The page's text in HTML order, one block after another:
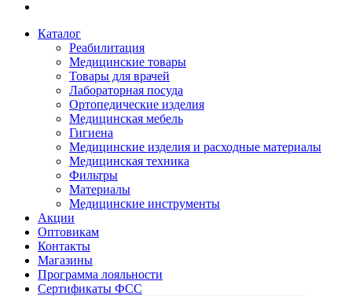
Каталог
Реабилитация
Медицинские товары
Товары для врачей
Лабораторная посуда
Ортопедические изделия
Медицинская мебель
Гигиена
Медицинские изделия и расходные материалы
Медицинская техника
Фильтры
Материалы
Медицинские инструменты
Акции
Оптовикам
Контакты
Магазины
Программа лояльности
Сертификаты ФСС